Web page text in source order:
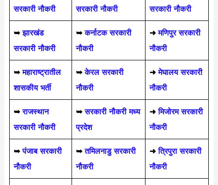
सरकारी नौकरी
सरकारी नौकरी
सरकारी नौकरी
➥ झारखंड
सरकारी नौकरी
➥ कर्नाटक सरकारी
नौकरी
➜ मणिपुर सरकारी
नौकरी
➥ महाराष्ट्रातील
शासकीय भर्ती
➥ केरल सरकारी
नौकरी
➜ मेघालय सरकारी
नौकरी
➥ राजस्थान
सरकारी नौकरी
➥सरकारी नौकरी मध्य
प्रदेश
➜मिजोरम सरकारी
नौकरी
➥ पंजाब सरकारी
नौकरी
➥ तमिलनाडु सरकारी
नौकरी
➜ त्रिपुरा सरकारी
नौकरी